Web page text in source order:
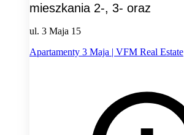
mieszkania 2-, 3- oraz
ul. 3 Maja 15
Apartamenty 3 Maja | VFM Real Estate